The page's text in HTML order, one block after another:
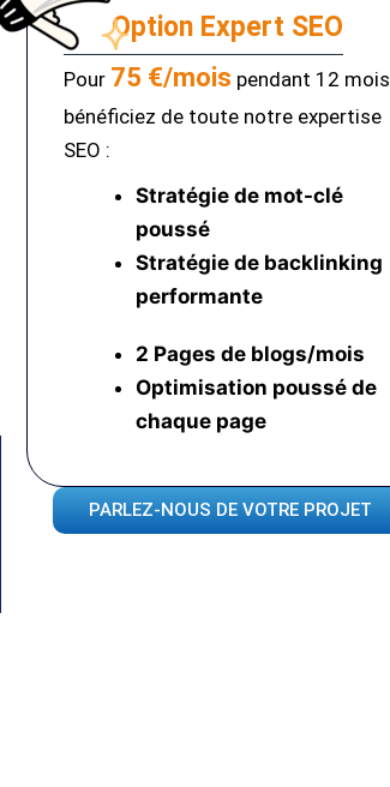
Option Expert SEO
Pour 75 €/mois pendant 12 mois
bénéficiez de toute notre expertise
SEO :
Stratégie de mot-clé
poussé
Stratégie de backlinking
performante
2 Pages de blogs/mois
Optimisation pousséde
chaque page
PARLEZ-NOUS DE VOTRE PROJET